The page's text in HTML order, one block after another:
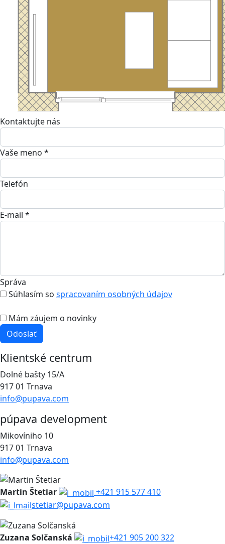
Kontaktujte nás
Vaše meno *
Telefón
E-mail *
Správa
Súhlasím so spracovaním osobných údajov
Mám záujem o novinky
Odoslať
Klientské centrum
Dolné bašty 15/A
917 01 Trnava
info@pupava.com
púpava development
Mikovíniho 10
917 01 Trnava
info@pupava.com
Martin Štetiar
+421 915 577 410
stetiar@pupava.com
Zuzana Solčanská
+421 905 200 322